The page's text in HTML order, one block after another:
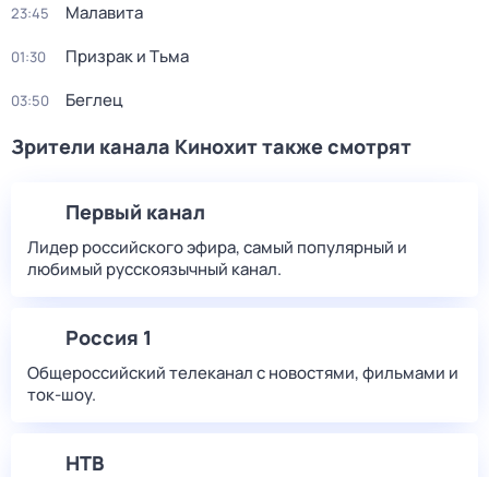
23:45 Малавита
01:30 Призрак и Тьма
03:50 Беглец
Зрители канала Кинохит также смотрят
Первый канал
Лидер российского эфира, самый популярный и
любимый русскоязычный канал.
Россия 1
Общероссийский телеканал с новостями, фильмами и
ток-шоу.
НТВ